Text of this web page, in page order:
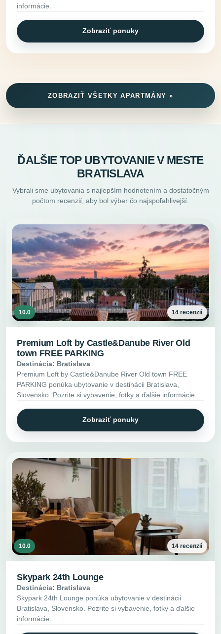
informácie.
Zobraziť ponuky
ZOBRAZIŤ VŠETKY APARTMÁNY »
ĎALŠIE TOP UBYTOVANIE V MESTE
BRATISLAVA
Vybrali sme ubytovania s najlepším hodnotením a dostatočným
počtom recenzií, aby bol výber čo najspoľahlivejší.
10.0 14 recenzií
Premium Loft by Castle&Danube River Old
town FREE PARKING
Destinácia: Bratislava
Premium Loft by Castle&Danube River Old town FREE
PARKING ponúka ubytovanie v destinácii Bratislava,
Slovensko. Pozrite si vybavenie, fotky a ďalšie informácie.
Zobraziť ponuky
10.0 14 recenzií
Skypark 24th Lounge
Destinácia: Bratislava
Skypark 24th Lounge ponúka ubytovanie v destinácii
Bratislava, Slovensko. Pozrite si vybavenie, fotky a ďalšie
informácie.